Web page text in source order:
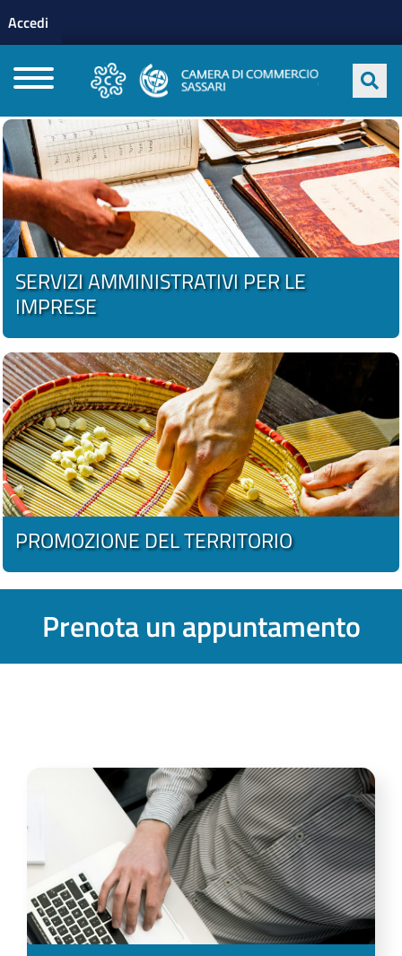
profilo utente
Accedi
SERVIZI AMMINISTRATIVI PER LE
IMPRESE
PROMOZIONE DEL TERRITORIO
Prenota un appuntamento